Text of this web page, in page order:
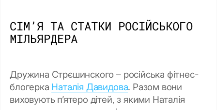
СІМ’Я ТА СТАТКИ РОСІЙСЬКОГО
МІЛЬЯРДЕРА
Дружина Стрєшинского– російська фітнес-
блогерка Наталія Давидова. Разом вони
виховують п’ятеро дітей, з якими Наталія